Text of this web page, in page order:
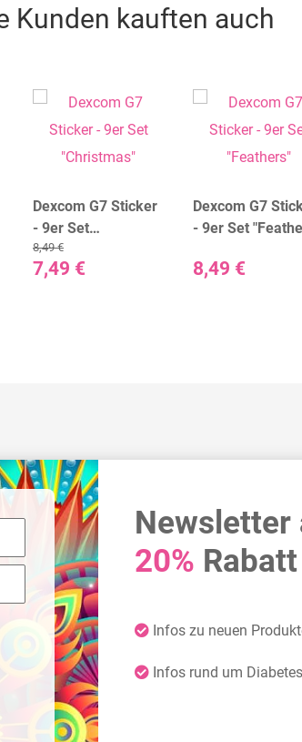
Kunden kauften auch
Dexcom G7 Sticker
- 9er Set
"Christmas"
7,49 €
8,49 €
Dexcom G7
- 9er Set
8,49 €
Newsletter
20%
Infos zu neuen
Infos rund um Diabetes